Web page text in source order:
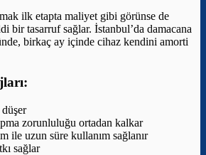
ilk etapta maliyet gibi görünse de
bir tasarruf sağlar. İstanbul’da damacana
birkaç ay içinde cihaz kendini amorti
zorunluluğu ortadan kalkar
ile uzun süre kullanım sağlanır
sağlar